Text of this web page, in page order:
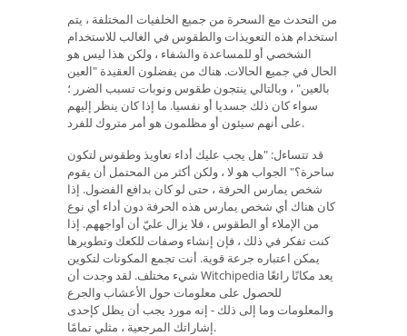
من التحدث مع السحرة من جميع الخلفيات المختلفة ، يتم
استخدام هذه التعويذات والطقوس في الغالب للاستخدام
الشخصي أو للمساعدة والشفاء ، ولكن هذا ليس هو
الحال في جميع الحالات. هناك من يفضلون العقيدة "العين
بالعين" ، وبالتالي ينتجون طقوس ونوبات تسبب الضرر ؛
سواء كان ذلك جسديا أو نفسيا. ما إذا كان ينظر إليهم
على أنهم سيئون أو مظلمون هو أمر متروك للفرد.
قد تتساءل: "هل يجب عليك أداء تعاويذ وطقوس لتكون
ساحرة؟" الجواب هو لا ، ولكن أكثر من المحتمل أن يقوم
شخص يمارس الحرفة ، حتى لو كان بدافع الفضول. إذا
كان هناك أي شخص يمارس هذه الحرفة دون أداء أي نوع
من الإملاء أو الطقوس ، فلا يزال عليّ أن أواجههم. إذا
كنت تفكر في ذلك ، فإن إنشاء وصفات للكعك وتطويرها
يمكن اعتباره جرعة قوية. أنت تجمع المكونات لتكوين
شيء مختلف. لقد وجدت أن Witchipedia يعد مكانًا رائعًا
للحصول على معلومات حول الأعشاب والجرع
والمعلومات وما إلى ذلك - إنه مورد يجب أن يظل كإحدى
إشاراتك المرجعية ، مثلي تمامًا.